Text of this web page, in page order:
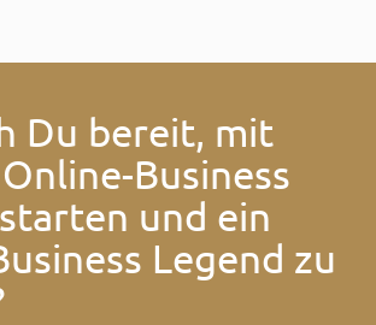
Du bereit, mit
Business
und ein
Legend zu